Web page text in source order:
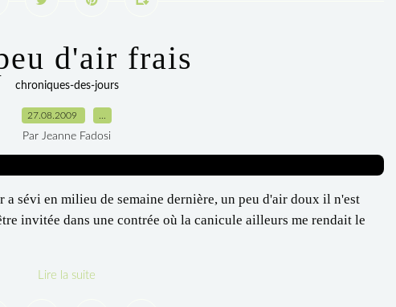
d'air frais
chroniques-des-jours
27.08.2009
Par Jeanne Fadosi
sévi en milieu de semaine dernière, un peu d'air doux il n'est
invitée dans une contrée où la canicule ailleurs me rendait le
Lire la suite